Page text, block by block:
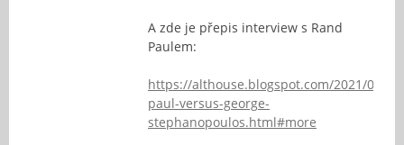
A zde je přepis interview s Rand
Paulem:
https://althouse.blogspot.com/2021/01/
paul-versus-george-
stephanopoulos.html#more